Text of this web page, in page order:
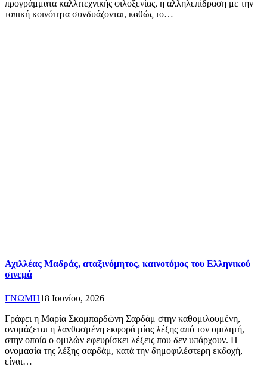
προγράμματα καλλιτεχνικής φιλοξενίας, η αλληλεπίδραση με την
τοπική κοινότητα συνδυάζονται, καθώς το…
Αχιλλέας Μαδράς, αταξινόμητος, καινοτόμος του Ελληνικού
σινεμά
ΓΝΩΜΗ18 Ιουνίου, 2026
Γράφει η Μαρία Σκαμπαρδώνη Σαρδάμ στην καθομιλουμένη,
ονομάζεται η λανθασμένη εκφορά μίας λέξης από τον ομιλητή,
στην οποία ο ομιλών εφευρίσκει λέξεις που δεν υπάρχουν. Η
ονομασία της λέξης σαρδάμ, κατά την δημοφιλέστερη εκδοχή,
είναι…